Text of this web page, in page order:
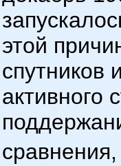
этой
спутников
активного
сравнения,